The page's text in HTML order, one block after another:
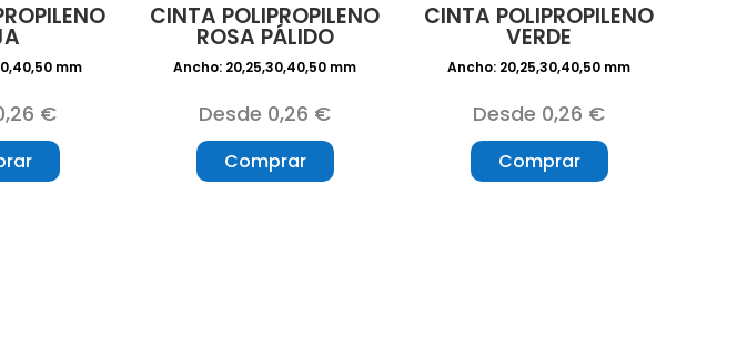
mm
€
CINTA POLIPROPILENO
ROSA PÁLIDO
Ancho: 20,25,30,40,50 mm
Desde 0,26 €
Comprar
CINTA POLIPROPILENO
VERDE
Ancho: 20,25,30,40,50 mm
Desde 0,26 €
Comprar